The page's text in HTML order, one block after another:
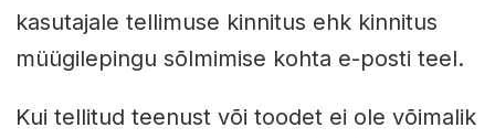
kasutajale tellimuse kinnitus ehk kinnitus
müügilepingu sõlmimise kohta e-posti teel.
Kui tellitud teenust või toodet ei ole võimalik